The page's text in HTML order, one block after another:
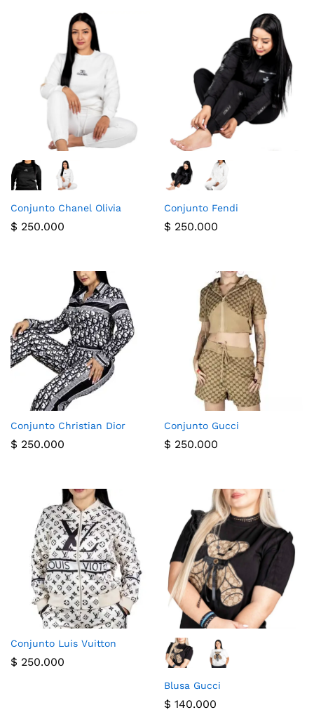
Conjunto Chanel Olivia
$ 250.000
Conjunto Fendi
$ 250.000
Conjunto Christian Dior
$ 250.000
Conjunto Gucci
$ 250.000
Conjunto Luis Vuitton
$ 250.000
Blusa Gucci
$ 140.000